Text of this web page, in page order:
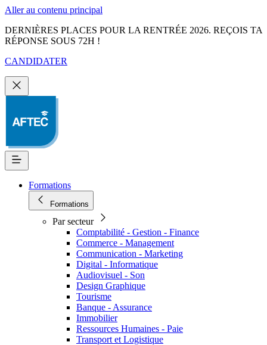
Aller au contenu principal
DERNIÈRES PLACES POUR LA RENTRÉE 2026. REÇOIS TA
RÉPONSE SOUS 72H !
CANDIDATER
Formations
Formations
Par secteur
Comptabilité - Gestion - Finance
Commerce - Management
Communication - Marketing
Digital - Informatique
Audiovisuel - Son
Design Graphique
Tourisme
Banque - Assurance
Immobilier
Ressources Humaines - Paie
Transport et Logistique